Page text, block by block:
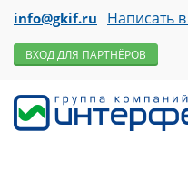
info@gkif.ru Написать
ВХОД ДЛЯ ПАРТНЁРОВ